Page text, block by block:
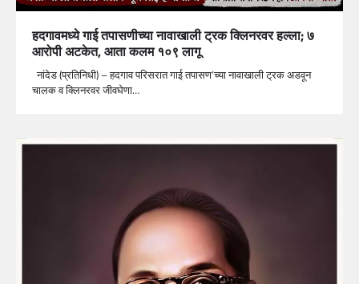
हदगावमध्ये गाई तपासणीच्या नावाखाली ट्रक क्लिनरवर हल्ला; ७
आरोपी अटकेत, आता कलम १०९ लागू
नांदेड (प्रतिनिधी) – हदगाव परिसरात गाई तपासण’च्या नावाखाली ट्रक अडवून
चालक व क्लिनरवर जीवघेणा…